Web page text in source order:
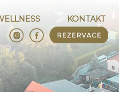
KONTAKT